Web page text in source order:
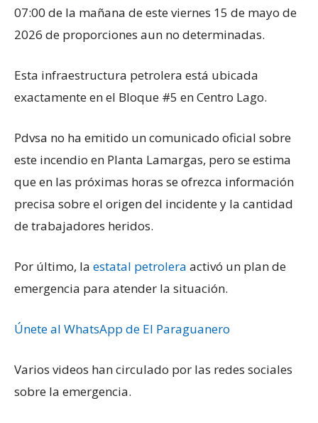
07:00 de la mañana de este viernes 15 de mayo de
2026 de proporciones aun no determinadas.
Esta infraestructura petrolera está ubicada
exactamente en el Bloque #5 en Centro Lago.
Pdvsa no ha emitido un comunicado oficial sobre
este incendio en Planta Lamargas, pero se estima
que en las próximas horas se ofrezca información
precisa sobre el origen del incidente y la cantidad
de trabajadores heridos.
Por último, la estatal petrolera activó un plan de
emergencia para atender la situación.
Únete al WhatsApp de El Paraguanero
Varios videos han circulado por las redes sociales
sobre la emergencia.